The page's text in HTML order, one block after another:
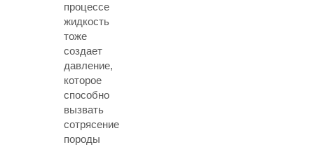
процессе
жидкость
тоже
создает
давление,
которое
способно
вызвать
сотрясение
породы